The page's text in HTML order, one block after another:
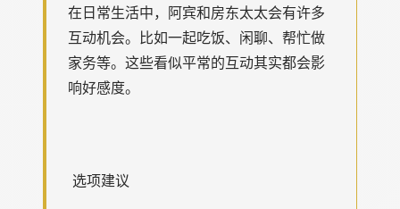
在日常生活中，阿宾和房东太太会有许多
互动机会。比如一起吃饭、闲聊、帮忙做
家务等。这些看似平常的互动其实都会影
响好感度。
选项建议